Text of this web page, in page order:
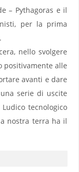
– Pythagoras e il
per la prima
nello svolgere
positivamente alle
avanti e dare
serie di uscite
tecnologico
nostra terra ha il